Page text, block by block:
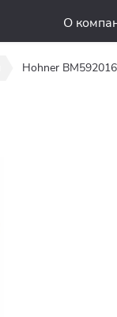
О
Hohner BM592016